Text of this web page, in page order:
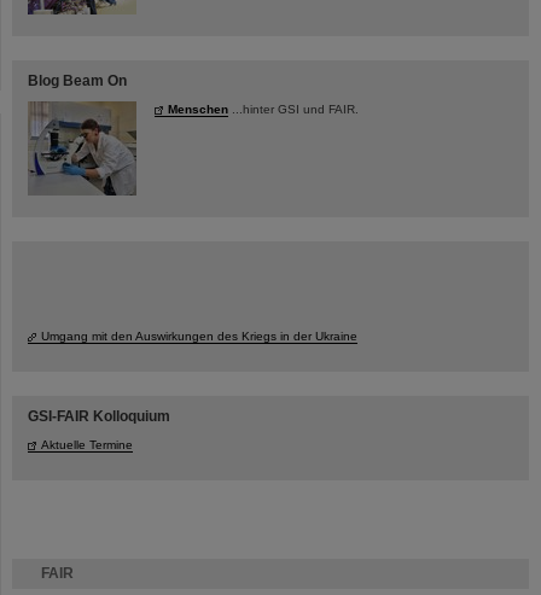
FAIR
Blog Beam On
Menschen ...hinter GSI und FAIR.
Umgang mit den Auswirkungen des Kriegs in der Ukraine
GSI-FAIR Kolloquium
Aktuelle Termine